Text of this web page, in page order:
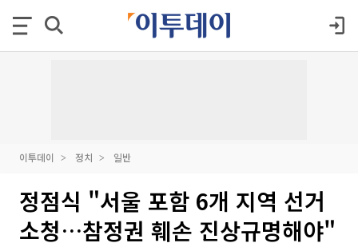
이투데이 정치 일반
정점식 "서울 포함 6개 지역 선거
소청…참정권 훼손 진상규명해야"